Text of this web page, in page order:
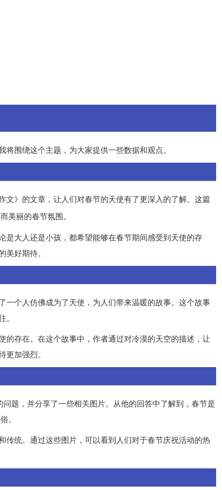
围绕这个主题，为大家提供一些数据和观点。
》的文章，让人们对春节的天使有了更深入的了解。这篇
美丽的春节氛围。
大人还是小孩，都希望能够在春节期间感受到天使的存
好期待。
个人仿佛成为了天使，为人们带来温暖的故事。这个故事
存在。在这个故事中，作者通过对冷漠的天空的描述，让
加强烈。
题，并分享了一些相关图片。从他的回答中了解到，春节是
。
统。通过这些图片，可以看到人们对于春节庆祝活动的热